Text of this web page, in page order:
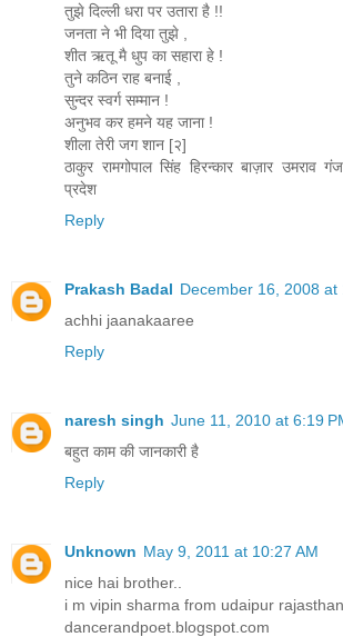
तुझे दिल्ली धरा पर उतारा है !!
जनता ने भी दिया तुझे ,
शीत ऋतू मै धुप का सहारा हे !
तुने कठिन राह बनाई ,
सुन्दर स्वर्ग सम्मान !
अनुभव कर हमने यह जाना !
शीला तेरी जग शान [२]
ठाकुर रामगोपाल सिंह हिरन्कार बाज़ार उमराव
प्रदेश
Reply
Prakash Badal December 16, 2008 at
achhi jaanakaaree
Reply
naresh singh June 11, 2010 at 6:19
बहुत काम की जानकारी है
Reply
Unknown May 9, 2011 at 10:27 AM
nice hai brother..
i m vipin sharma from udaipur
dancerandpoet.blogspot.com